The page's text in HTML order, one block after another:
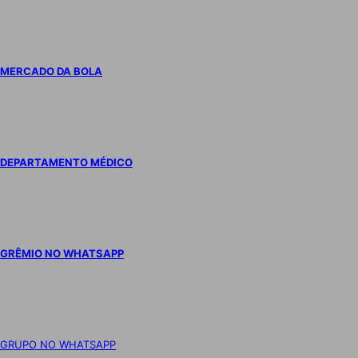
MERCADO DA BOLA
DEPARTAMENTO MÉDICO
GRÊMIO NO WHATSAPP
GRUPO NO WHATSAPP